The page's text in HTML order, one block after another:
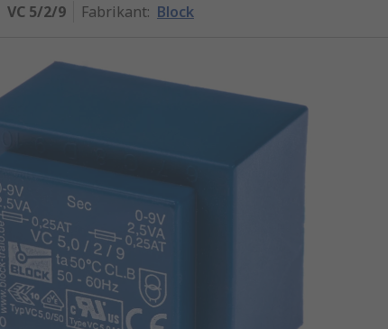
VC 5/2/9 Fabrikant: Block